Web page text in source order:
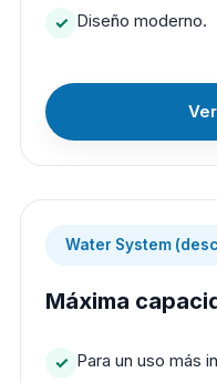
Diseño moderno.
Water System
Máxima
Para un uso más